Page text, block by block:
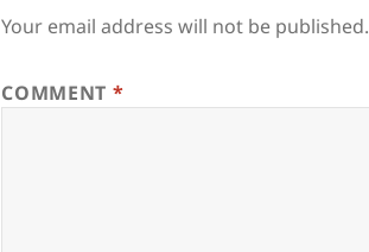
Your email address will not be published.
COMMENT *